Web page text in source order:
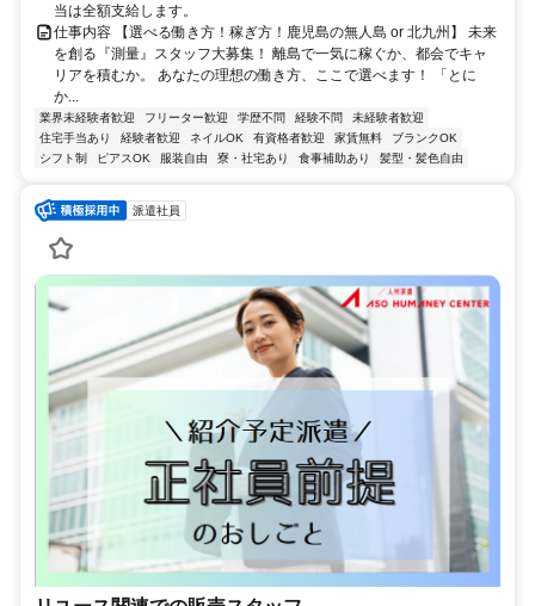
当は全額支給します。
仕事内容 【選べる働き方！稼ぎ方！鹿児島の無人島 or 北九州】 未来
を創る『測量』スタッフ大募集！ 離島で一気に稼ぐか、都会でキャ
リアを積むか。 あなたの理想の働き方、ここで選べます！ 「とに
か...
業界未経験者歓迎 フリーター歓迎 学歴不問 経験不問
未経験者歓迎
住宅手当あり
経験者歓迎 ネイルOK 有資格者歓迎 家賃無料
ブランクOK
シフト制
ピアスOK 服装自由 寮・社宅あり 食事補助あり 髪型・髪色自由
派遣社員